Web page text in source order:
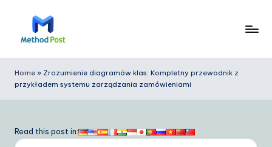
e
t
o
Home » Zrozumienie diagramów klas: Kompletny przewodnik z
przykładem systemu zarządzania zamówieniami
Read this post in: